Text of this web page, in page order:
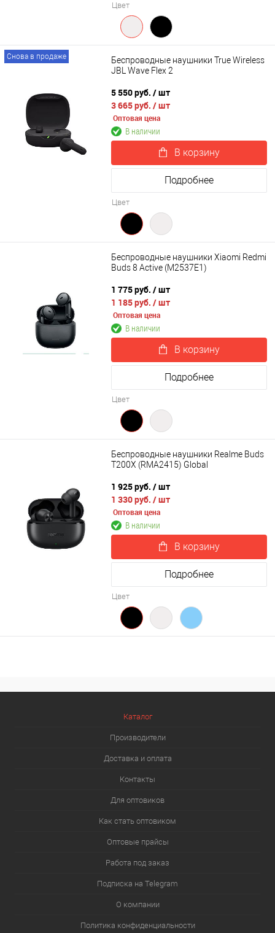
Цвет
Снова в продаже
Беспроводные наушники True Wireless
JBL Wave Flex 2
5 550 руб. / шт
3 665 руб. / шт
Оптовая цена
В наличии
В корзину
Подробнее
Цвет
Беспроводные наушники Xiaomi Redmi
Buds 8 Active (M2537E1)
1 775 руб. / шт
1 185 руб. / шт
Оптовая цена
В наличии
В корзину
Подробнее
Цвет
Беспроводные наушники Realme Buds
T200X (RMA2415) Global
1 925 руб. / шт
1 330 руб. / шт
Оптовая цена
В наличии
В корзину
Подробнее
Цвет
Каталог
Производители
Доставка и оплата
Контакты
Для оптовиков
Как стать оптовиком
Оптовые прайсы
Работа под заказ
Подписка на Telegram
О компании
Политика конфиденциальности